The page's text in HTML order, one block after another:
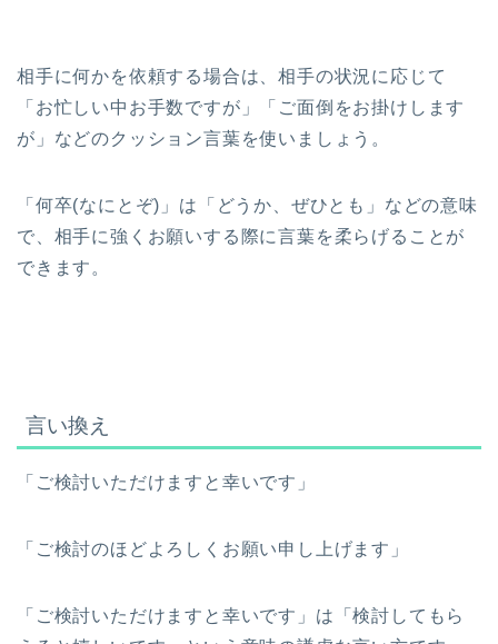
相手に何かを依頼する場合は、相手の状況に応じて
「お忙しい中お手数ですが」「ご面倒をお掛けします
が」などのクッション言葉を使いましょう。
「何卒(なにとぞ)」は「どうか、ぜひとも」などの意味
で、相手に強くお願いする際に言葉を柔らげることが
できます。
言い換え
「ご検討いただけますと幸いです」
「ご検討のほどよろしくお願い申し上げます」
「ご検討いただけますと幸いです」は「検討してもら